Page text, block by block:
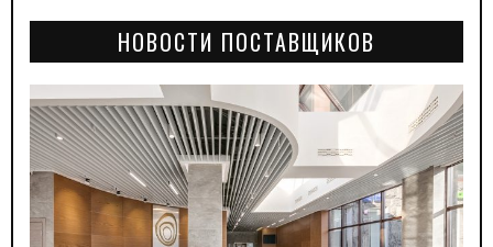
НОВОСТИ ПОСТАВЩИКОВ